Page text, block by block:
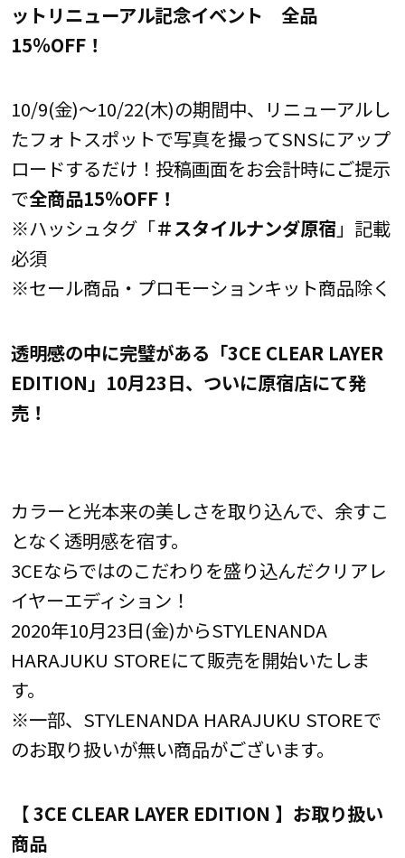
ットリニューアル記念イベント 全品
15％OFF！
10/9(金)～10/22(木)の期間中、リニューアルし
たフォトスポットで写真を撮ってSNSにアップ
ロードするだけ！投稿画面をお会計時にご提示
で全商品15％OFF！
※ハッシュタグ「＃スタイルナンダ原宿 」記載
必須
※セール商品・プロモーションキット商品除く
透明感の中に完璧がある「3CE CLEAR LAYER
EDITION」10月23日、ついに原宿店にて発
売！
カラーと光本来の美しさを取り込んで、余すこ
となく透明感を宿す。
3CEならではのこだわりを盛り込んだクリアレ
イヤーエディション！
2020年10月23日(金)からSTYLENANDA
HARAJUKU STOREにて販売を開始いたしま
す。
※一部、STYLENANDA HARAJUKU STOREで
のお取り扱いが無い商品がございます。
【 3CE CLEAR LAYER EDITION 】お取り扱い
商品